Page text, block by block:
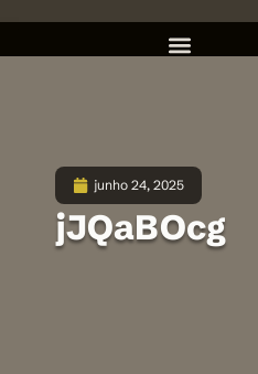
junho 24, 2025
jJQaBOcg